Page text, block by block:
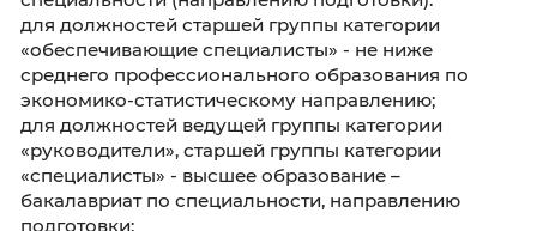
специальности, направлению подготовки не
предъявляются.
II. К уровню профессионального
специальности (направлению подготовки):
для должностей старшей группы категории
«обеспечивающие специалисты» - не ниже
среднего профессионального образования